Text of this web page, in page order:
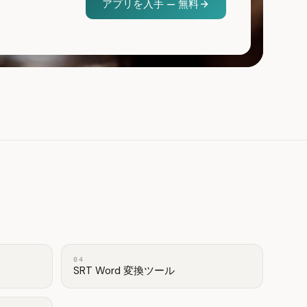
アプリを入手 — 無料
04
SRT Word 変換ツール